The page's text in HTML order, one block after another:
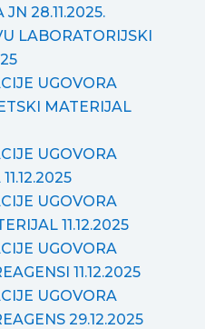
28.11.2025.
LABORATORIJSKI
UGOVORA
MATERIJAL
UGOVORA
UGOVORA
11.12.2025
UGOVORA
11.12.2025
UGOVORA
29.12.2025